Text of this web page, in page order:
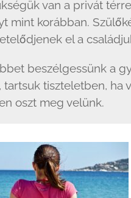
van a privát
mint korábban.
el a
beszélgessünk a
tiszteletben, ha
oszt meg velünk.